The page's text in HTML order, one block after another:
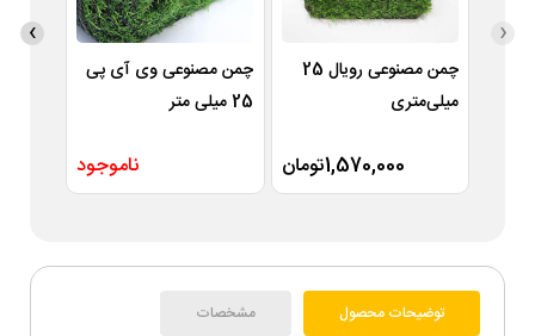
چمن مصنوعی رویال 25
میلی‌متری
1,570,000تومان
چمن مصنوعی وی آی پی
25 میلی متر
ناموجود
‹
›
توضیحات محصول مشخصات